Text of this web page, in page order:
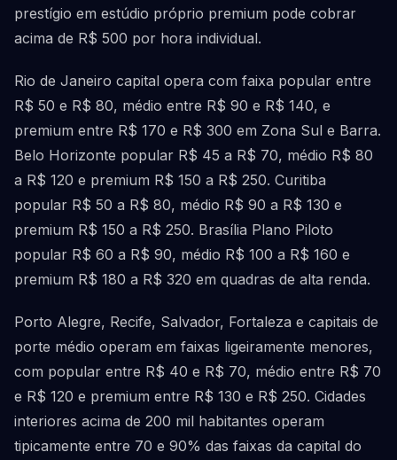
prestígio em estúdio próprio premium pode cobrar
acima de R$ 500 por hora individual.
Rio de Janeiro capital opera com faixa popular entre
R$ 50 e R$ 80, médio entre R$ 90 e R$ 140, e
premium entre R$ 170 e R$ 300 em Zona Sul e Barra.
Belo Horizonte popular R$ 45 a R$ 70, médio R$ 80
a R$ 120 e premium R$ 150 a R$ 250. Curitiba
popular R$ 50 a R$ 80, médio R$ 90 a R$ 130 e
premium R$ 150 a R$ 250. Brasília Plano Piloto
popular R$ 60 a R$ 90, médio R$ 100 a R$ 160 e
premium R$ 180 a R$ 320 em quadras de alta renda.
Porto Alegre, Recife, Salvador, Fortaleza e capitais de
porte médio operam em faixas ligeiramente menores,
com popular entre R$ 40 e R$ 70, médio entre R$ 70
e R$ 120 e premium entre R$ 130 e R$ 250. Cidades
interiores acima de 200 mil habitantes operam
tipicamente entre 70 e 90% das faixas da capital do